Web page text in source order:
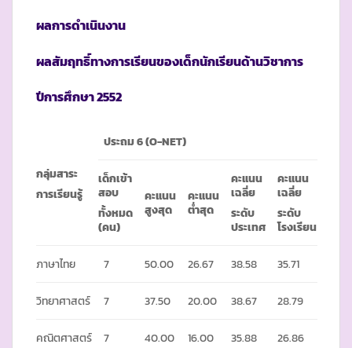
ผลการดำเนินงาน
ผลสัมฤทธิ์ทางการเรียนของเด็กนักเรียนด้านวิชาการ
ปีการศึกษา 2552
กลุ่มสาระ
การเรียนรู้
ประถม 6 (O-NET)
เด็กเข้า
สอบ
ทั้งหมด
(คน)
คะแนน
สูงสุด
คะแนน
ต่ำสุด
คะแนน
เฉลี่ย
ระดับ
ประเทศ
คะแนน
เฉลี่ย
ระดับ
โรงเรียน
ภาษาไทย 7 50.00 26.67 38.58 35.71
วิทยาศาสตร์ 7 37.50 20.00 38.67 28.79
คณิตศาสตร์ 7 40.00 16.00 35.88 26.86